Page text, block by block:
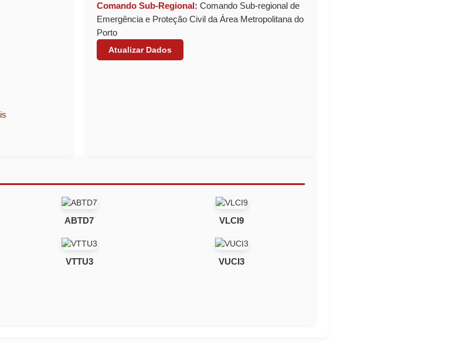
Comando Sub-Regional: Comando Sub-regional de
Emergência e Proteção Civil da Área Metropolitana do
Porto
Atualizar Dados
ABTD7 VLCI9
VTTU3 VUCI3